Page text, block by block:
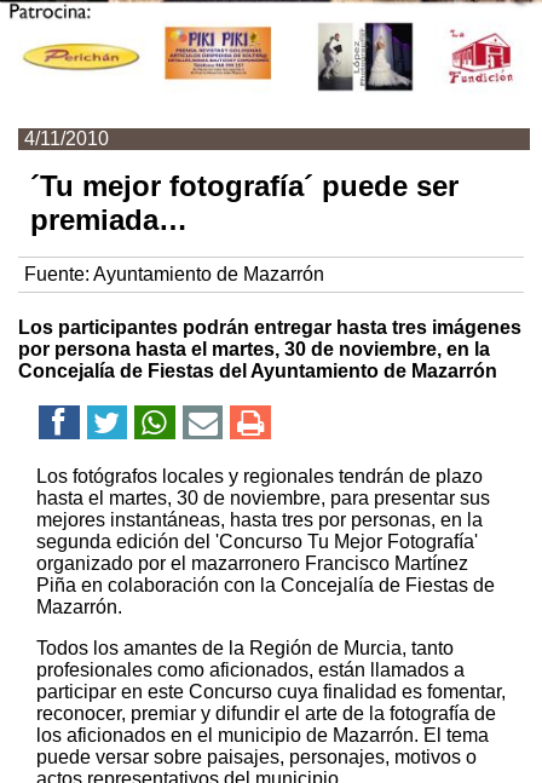
4/11/2010
´Tu mejor fotografía´ puede ser
premiada…
Fuente: Ayuntamiento de Mazarrón
Los participantes podrán entregar hasta tres imágenes
por persona hasta el martes, 30 de noviembre, en la
Concejalía de Fiestas del Ayuntamiento de Mazarrón
Los fotógrafos locales y regionales tendrán de plazo
hasta el martes, 30 de noviembre, para presentar sus
mejores instantáneas, hasta tres por personas, en la
segunda edición del 'Concurso Tu Mejor Fotografía'
organizado por el mazarronero Francisco Martínez
Piña en colaboración con la Concejalía de Fiestas de
Mazarrón.
Todos los amantes de la Región de Murcia, tanto
profesionales como aficionados, están llamados a
participar en este Concurso cuya finalidad es fomentar,
reconocer, premiar y difundir el arte de la fotografía de
los aficionados en el municipio de Mazarrón. El tema
puede versar sobre paisajes, personajes, motivos o